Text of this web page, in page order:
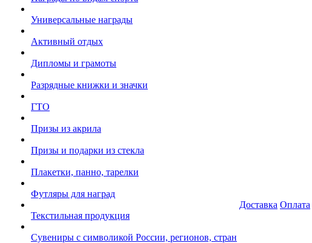
Универсальные награды
Активный отдых
Дипломы и грамоты
Разрядные книжки и значки
ГТО
Призы из акрила
Призы и подарки из стекла
Плакетки, панно, тарелки
Футляры для наград
Текстильная продукция
Сувениры с символикой России, регионов, стран
Доставка Оплата